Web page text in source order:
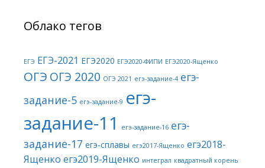
Облако тегов
ЕГЭ ЕГЭ-2021 ЕГЭ2020 ЕГЭ2020-ФИПИ ЕГЭ2020-Ященко
ОГЭ ОГЭ 2020 ОГЭ 2021 егэ-задание-4 егэ-
задание-5 егэ-задание-9 егэ-
задание-11
егэ-задание-16 егэ-
задание-17 егэ-сплавы егэ2017-Ященко егэ2018-
Ященко егэ2019-Ященко интеграл квадратный корень